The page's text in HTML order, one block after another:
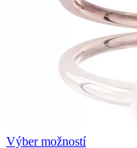
Výber možností